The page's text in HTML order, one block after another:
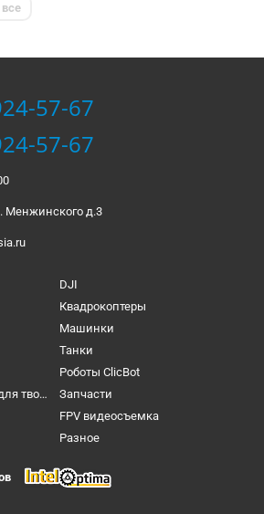
57-67
57-67
Менжинского д.3
DJI
Квадрокоптеры
Машинки
Танки
Роботы ClicBot
Конструкторы, наборы для творчества и настольные игры
Запчасти
FPV видеосъемка
Разное